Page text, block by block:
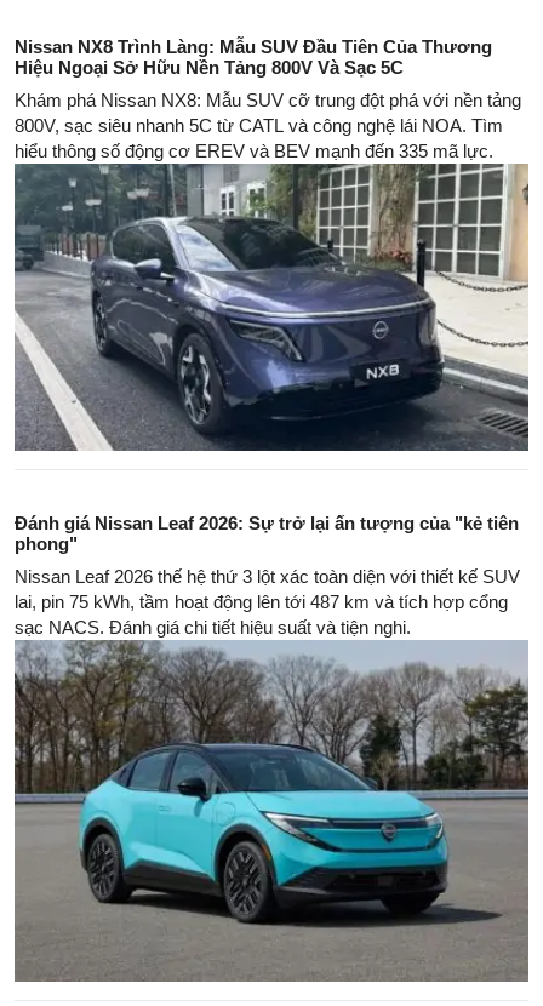
Nissan NX8 Trình Làng: Mẫu SUV Đầu Tiên Của Thương
Hiệu Ngoại Sở Hữu Nền Tảng 800V Và Sạc 5C
Khám phá Nissan NX8: Mẫu SUV cỡ trung đột phá với nền tảng
800V, sạc siêu nhanh 5C từ CATL và công nghệ lái NOA. Tìm
hiểu thông số động cơ EREV và BEV mạnh đến 335 mã lực.
Đánh giá Nissan Leaf 2026: Sự trở lại ấn tượng của "kẻ tiên
phong"
Nissan Leaf 2026 thế hệ thứ 3 lột xác toàn diện với thiết kế SUV
lai, pin 75 kWh, tầm hoạt động lên tới 487 km và tích hợp cổng
sạc NACS. Đánh giá chi tiết hiệu suất và tiện nghi.